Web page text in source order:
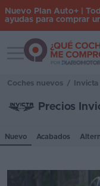
Iniciar
Coches
Nuevo Plan Auto+ |
ayudas para comprar
Toggle navigation
Coches nuevos / Invicta
Precios
Nuevo Acabados